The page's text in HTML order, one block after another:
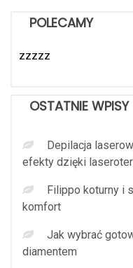
POLECAMY
zzzzz
OSTATNIE WPISY
Depilacja
efekty dzięki
Filippo koturny i
komfort
Jak wybrać
diamentem